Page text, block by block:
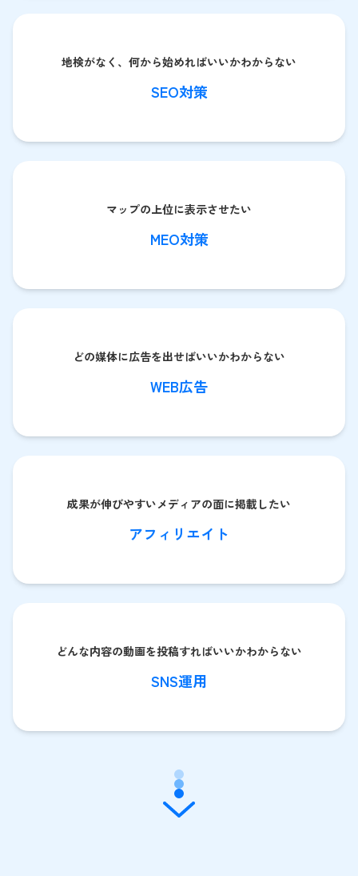
地検がなく、何から始めればいいかわからない
SEO対策
マップの上位に表示させたい
MEO対策
どの媒体に広告を出せばいいかわからない
WEB広告
成果が伸びやすいメディアの面に掲載したい
アフィリエイト
どんな内容の動画を投稿すればいいかわからない
SNS運用